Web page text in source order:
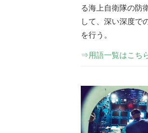
る海上自衛隊の防
して、深い深度で
を行う。
⇒用語一覧はこち